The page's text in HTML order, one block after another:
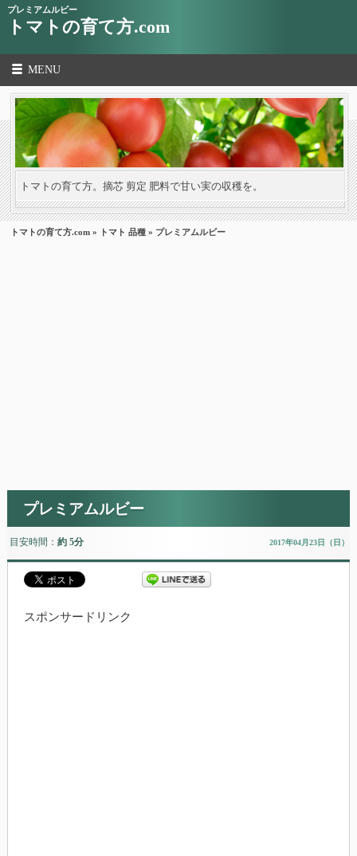
プレミアムルビー
トマトの育て方.com
MENU
トマトの育て方。摘芯 剪定 肥料で甘い実の収穫を。
トマトの育て方.com » トマト 品種 » プレミアムルビー
プレミアムルビー
目安時間： 約 5分 2017年04月23日（日）
スポンサードリンク